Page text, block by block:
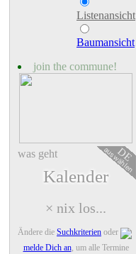
Listenansicht
Baumansicht
join the commune!
DE
auswählen
was geht
Kalender
× nix los...
Ändere die Suchkriterien oder
melde Dich an, um alle Termine